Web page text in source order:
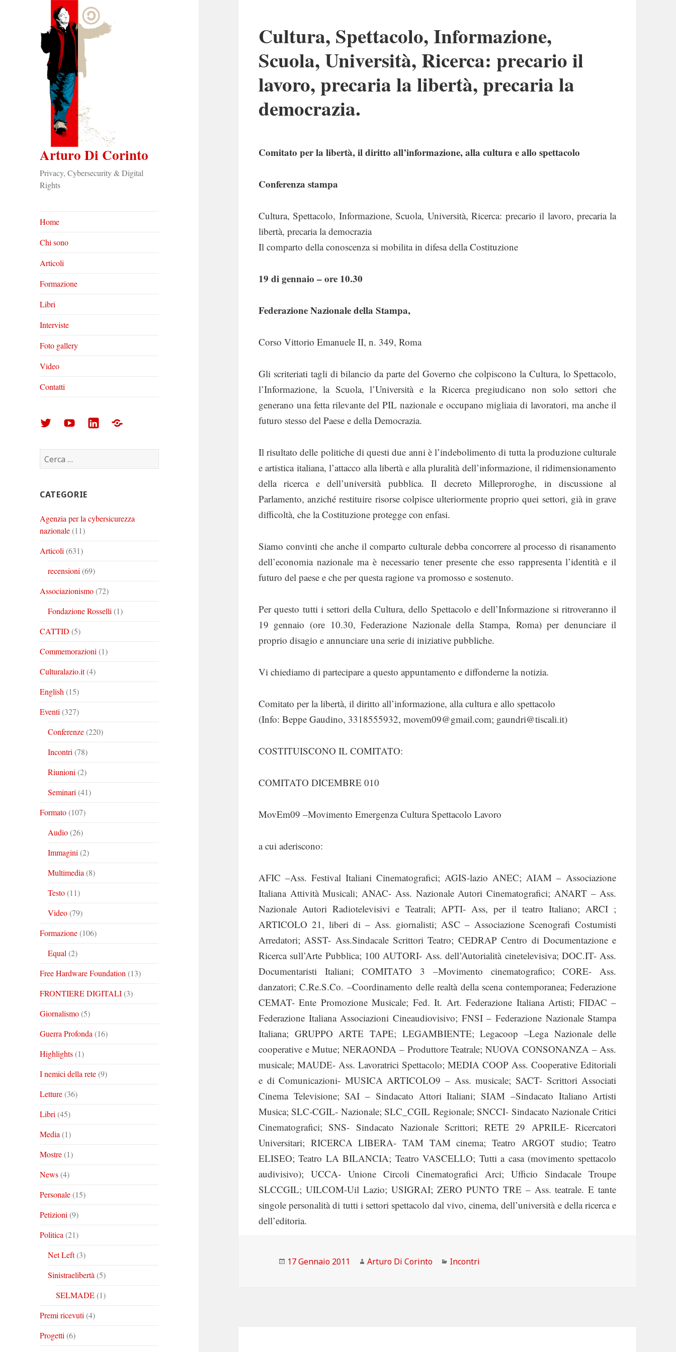
Arturo Di Corinto
Privacy, Cybersecurity & Digital
Rights
Home
Chi sono
Articoli
Formazione
Libri
Interviste
Foto gallery
Video
Contatti
Arturo
Corinto
su
Arturo
Corinto
su
Arturo
su
Foto
Ricerca
per:
CATEGORIE
Agenzia per la cybersicurezza
nazionale(11)
Articoli (631)
recensioni (69)
Associazionismo(72)
Fondazione Rosselli (1)
CATTID (5)
Commemorazioni (1)
Culturalazio.it(4)
English (15)
Eventi (327)
Conferenze(220)
Incontri (78)
Riunioni (2)
Seminari (41)
Formato(107)
Audio(26)
Immagini (2)
Multimedia (8)
Testo(11)
Video(79)
Formazione(106)
Equal (2)
Free Hardware Foundation (13)
FRONTIERE DIGITALI(3)
Giornalismo(5)
Guerra Profonda (16)
Highlights(1)
I nemici della rete(9)
Letture(36)
Libri (45)
Media (1)
Mostre(1)
News(4)
Personale(15)
Petizioni (9)
Politica (21)
Net Left(3)
Sinistraelibertà (5)
SELMADE(1)
Premi ricevuti (4)
Progetti (6)
Cultura, Spettacolo, Informazione,
Scuola, Università, Ricerca: precario il
lavoro, precaria la libertà, precaria la
democrazia.
Comitato per la libertà, il diritto all’informazione, alla cultura e allo spettacolo
Conferenza stampa
Cultura, Spettacolo, Informazione, Scuola, Università, Ricerca: precario il lavoro, precaria la
libertà, precaria la democrazia
Il comparto della conoscenza si mobilita in difesa della Costituzione
19 di gennaio – ore 10.30
Federazione Nazionale della Stampa,
Corso Vittorio Emanuele II, n. 349, Roma
Gli scriteriati tagli di bilancio da parte del Governo che colpiscono la Cultura, lo Spettacolo,
l’Informazione, la Scuola, l’Università e la Ricerca pregiudicano non solo settori che
generano una fetta rilevante del PIL nazionale e occupano migliaia di lavoratori, ma anche il
futuro stesso del Paese e della Democrazia.
Il risultato delle politiche di questi due anni è l’indebolimento di tutta la produzione culturale
e artistica italiana, l’attacco alla libertà e alla pluralità dell’informazione, il ridimensionamento
della ricerca e dell’università pubblica. Il decreto Milleproroghe, in discussione al
Parlamento, anziché restituire risorse colpisce ulteriormente proprio quei settori, già in grave
difficoltà, che la Costituzione protegge con enfasi.
Siamo convinti che anche il comparto culturale debba concorrere al processo di risanamento
dell’economia nazionale ma è necessario tener presente che esso rappresenta l’identità e il
futuro del paese e che per questa ragione va promosso e sostenuto.
Per questo tutti i settori della Cultura, dello Spettacolo e dell’Informazione si ritroveranno il
19 gennaio (ore 10.30, Federazione Nazionale della Stampa, Roma) per denunciare il
proprio disagio e annunciare una serie di iniziative pubbliche.
Vi chiediamo di partecipare a questo appuntamento e diffonderne la notizia.
Comitato per la libertà, il diritto all’informazione, alla cultura e allo spettacolo
(Info: Beppe Gaudino, 3318555932, movem09@gmail.com; gaundri@tiscali.it)
COSTITUISCONO IL COMITATO:
COMITATO DICEMBRE 010
MovEm09 –Movimento Emergenza Cultura Spettacolo Lavoro
a cui aderiscono:
AFIC –Ass. Festival Italiani Cinematografici; AGIS-lazio ANEC; AIAM – Associazione
Italiana Attività Musicali; ANAC- Ass. Nazionale Autori Cinematografici; ANART – Ass.
Nazionale Autori Radiotelevisivi e Teatrali; APTI- Ass, per il teatro Italiano; ARCI ;
ARTICOLO 21, liberi di – Ass. giornalisti; ASC – Associazione Scenografi Costumisti
Arredatori; ASST- Ass.Sindacale Scrittori Teatro; CEDRAP Centro di Documentazione e
Ricerca sull’Arte Pubblica; 100 AUTORI- Ass. dell’Autorialità cinetelevisiva; DOC.IT- Ass.
Documentaristi Italiani; COMITATO 3 –Movimento cinematografico; CORE- Ass.
danzatori; C.Re.S.Co. –Coordinamento delle realtà della scena contemporanea; Federazione
CEMAT- Ente Promozione Musicale; Fed. It. Art. Federazione Italiana Artisti; FIDAC –
Federazione Italiana Associazioni Cineaudiovisivo; FNSI – Federazione Nazionale Stampa
Italiana; GRUPPO ARTE TAPE; LEGAMBIENTE; Legacoop –Lega Nazionale delle
cooperative e Mutue; NERAONDA – Produttore Teatrale; NUOVA CONSONANZA – Ass.
musicale; MAUDE- Ass. Lavoratrici Spettacolo; MEDIA COOP Ass. Cooperative Editoriali
e di Comunicazioni- MUSICA ARTICOLO9 – Ass. musicale; SACT- Scrittori Associati
Cinema Televisione; SAI – Sindacato Attori Italiani; SIAM –Sindacato Italiano Artisti
Musica; SLC-CGIL- Nazionale; SLC_CGIL Regionale; SNCCI- Sindacato Nazionale Critici
Cinematografici; SNS- Sindacato Nazionale Scrittori; RETE 29 APRILE- Ricercatori
Universitari; RICERCA LIBERA- TAM TAM cinema; Teatro ARGOT studio; Teatro
ELISEO; Teatro LA BILANCIA; Teatro VASCELLO; Tutti a casa (movimento spettacolo
audivisivo); UCCA- Unione Circoli Cinematografici Arci; Ufficio Sindacale Troupe
SLCCGIL; UILCOM-Uil Lazio; USIGRAI; ZERO PUNTO TRE – Ass. teatrale. E tante
singole personalità di tutti i settori spettacolo dal vivo, cinema, dell’università e della ricerca e
dell’editoria.
Scritto
17 Gennaio 2011 Autore
Arturo Di Corinto Categorie
Incontri